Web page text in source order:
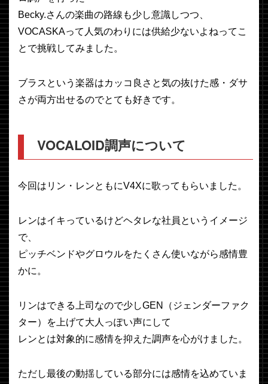
Becky.さんの楽曲の路線も少し意識しつつ、
VOCASKAって人気のわりには供給少ないよねってこ
とで挑戦してみました。
ブラスという楽器はカッコ良さと気の抜けた感・ダサ
さが両方出せるのでとても好きです。
VOCALOID調声について
今回はリン・レンともにV4Xに歌ってもらいました。
レンはイキっているけどヘタレな社員というイメージ
で、
ピッチベンドやグロウルをたくさん使いながら感情豊
かに。
リンはできる上司なので少しGEN（ジェンダーファク
ター）を上げて大人っぽい声にして
レンとは対象的に感情を抑えた調声を心がけました。
ただし最後の動揺している部分には感情を込めていま